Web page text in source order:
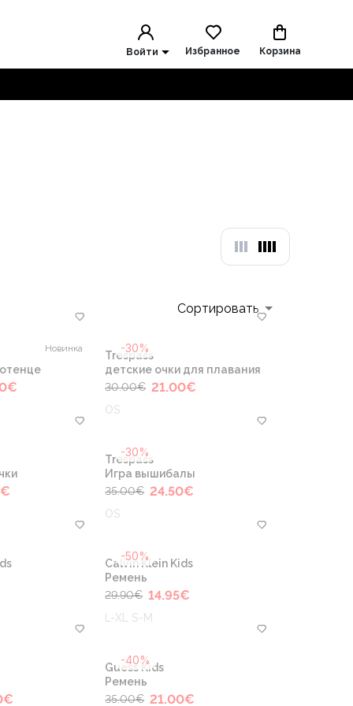
Войти Избранное Корзина
Сортировать
Новинка
€
-30%
Trespass
детские очки для плавания
30.00€ 21.00€
OS
€
-30%
Trespass
Игра вышибалы
35.00€ 24.50€
OS
-50%
Calvin Klein Kids
Ремень
29.90€ 14.95€
L-XL S-M
€
-40%
Guess Kids
Ремень
35.00€ 21.00€